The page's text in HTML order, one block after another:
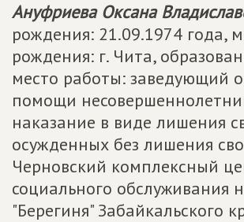
Ануфриева Оксана
рождения: 21.09.1974 года,
рождения: г. Чита,
место работы: заведующий
помощи
наказание в виде лишения
осужденных без лишения
Черновский комплексный
социального обслуживания
"Берегиня" Забайкальского